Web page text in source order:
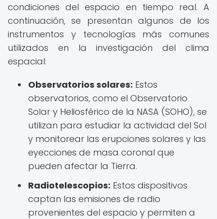
condiciones del espacio en tiempo real. A
continuación, se presentan algunos de los
instrumentos y tecnologías más comunes
utilizados en la investigación del clima
espacial:
Observatorios solares: Estos
observatorios, como el Observatorio
Solar y Heliosférico de la NASA (SOHO), se
utilizan para estudiar la actividad del Sol
y monitorear las erupciones solares y las
eyecciones de masa coronal que
pueden afectar la Tierra.
Radiotelescopios: Estos dispositivos
captan las emisiones de radio
provenientes del espacio y permiten a